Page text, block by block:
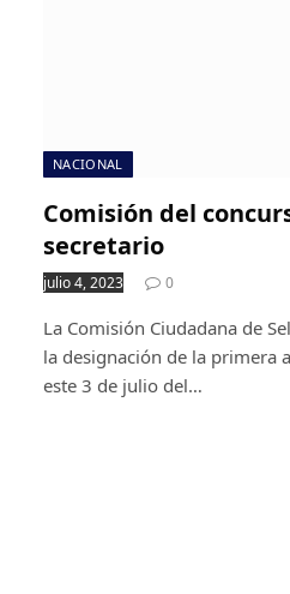
NACIONAL
Comisión del
secretario
julio 4, 2023 0
La Comisión Ciudadana de
la designación de la primera
este 3 de julio del…